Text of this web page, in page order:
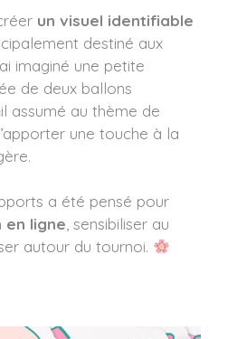
un visuel identifiable
destiné aux
imaginé une petite
de deux ballons
assumé au thème de
une touche à la
a été pensé pour
en ligne , sensibiliser au
autour du tournoi.